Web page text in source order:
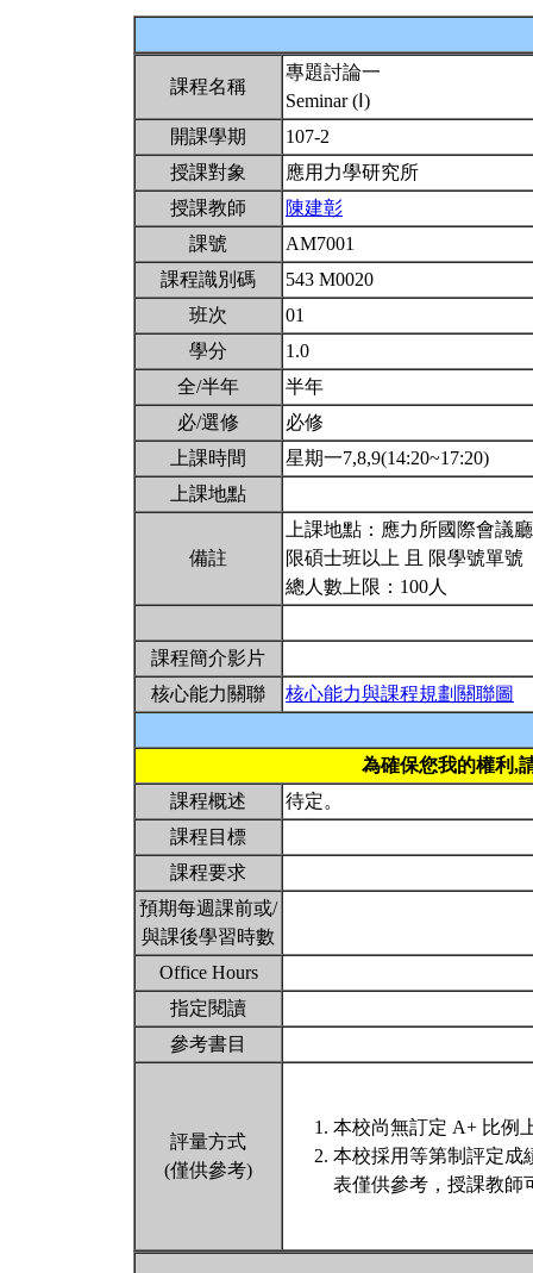
課程名稱
專題討論一
Seminar (Ⅰ)
開課學期
107-2
授課對象
應用力學研究所
授課教師
陳建彰
課號
AM7001
課程識別碼
543 M0020
班次
01
學分
1.0
全/半年
半年
必/選修
必修
上課時間
星期一7,8,9(14:20~17:20)
上課地點
備註
上課地點：應力所國際會議
限碩士班以上 且 限學號單號
總人數上限：100人
課程簡介影片
核心能力關聯
核心能力與課程規劃關聯圖
為確保您我的權利,
課程概述
待定。
課程目標
課程要求
預期每週課前或/
與課後學習時數
Office Hours
指定閱讀
參考書目
評量方式
(僅供參考)
本校尚無訂定 A+ 比例
本校採用等第制評定成
表僅供參考，授課教師